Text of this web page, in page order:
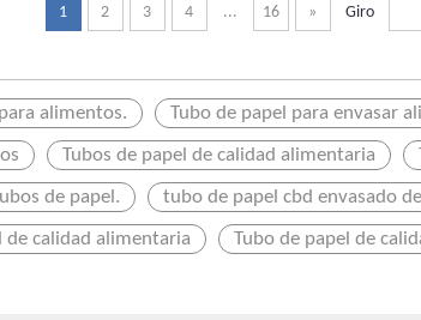
1 2 3 4 ... 16 » Giro
alimentos. Tubo de papel para envasar
Tubos de papel de calidad alimentaria
de papel. tubo de papel cbd envasado
de calidad alimentaria Tubo de papel de